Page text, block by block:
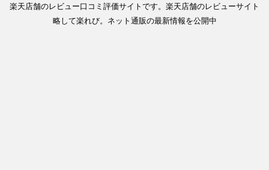
楽天店舗のレビュー口コミ評価サイトです。楽天店舗のレビューサイト
略して楽れび。ネット通販の最新情報を公開中